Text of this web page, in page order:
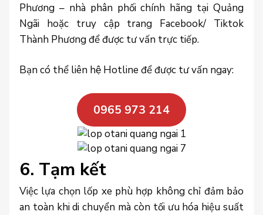
Phương – nhà phân phối chính hãng tại Quảng
Ngãi hoặc truy cập trang Facebook/ Tiktok
Thành Phương để được tư vấn trực tiếp.
Bạn có thể liên hệ Hotline để được tư vấn ngay:
0965 973 214
6. Tạm kết
Việc lựa chọn lốp xe phù hợp không chỉ đảm bảo
an toàn khi di chuyển mà còn tối ưu hóa hiệu suất